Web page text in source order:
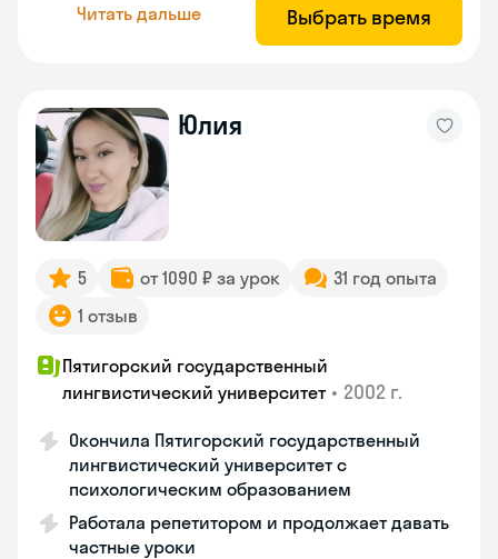
Читать дальше Выбрать время
Юлия
5 от 1090 ₽ за урок
31 год опыта
1 отзыв
Пятигорский государственный
лингвистический университет • 2002 г.
Окончила Пятигорский государственный
лингвистический университет с
психологическим образованием
Работала репетитором и продолжает давать
частные уроки